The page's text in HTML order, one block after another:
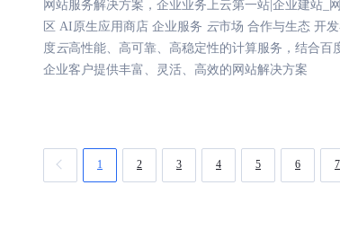
网站服务解决方案，企业业务上云第一站|企业建站_网
区 AI原生应用商店 企业服务 云市场 合作与生态 开
度云高性能、高可靠、高稳定性的计算服务，结合百
企业客户提供丰富、灵活、高效的网站解决方案
1 2 3 4 5 6 7